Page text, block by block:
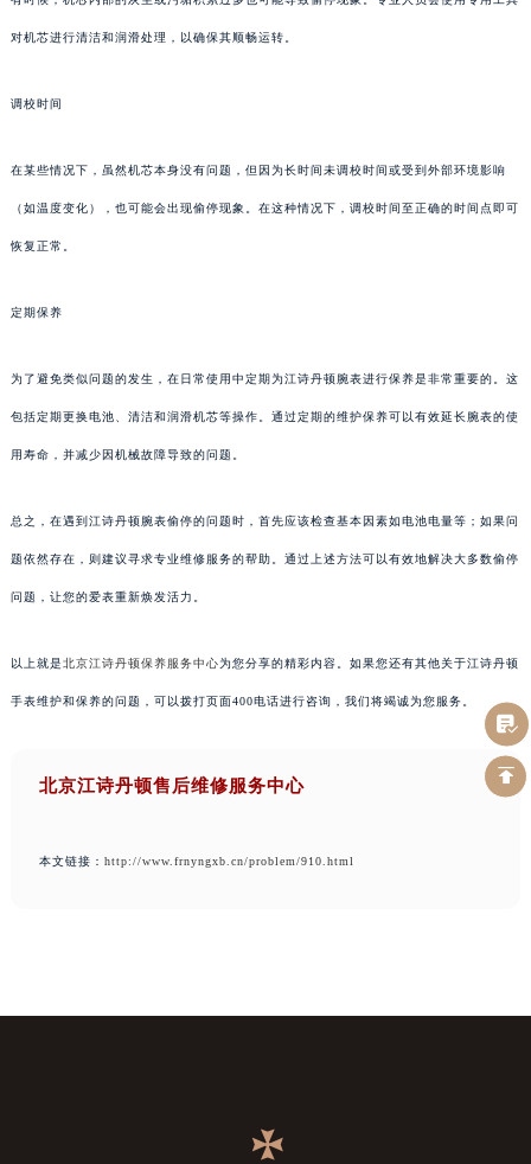
对机芯进行清洁和润滑处理，以确保其顺畅运转。
调校时间
在某些情况下，虽然机芯本身没有问题，但因为长时间未调校时间或受到外部环境影响
（如温度变化），也可能会出现偷停现象。在这种情况下，调校时间至正确的时间点即可
恢复正常。
定期保养
为了避免类似问题的发生，在日常使用中定期为江诗丹顿腕表进行保养是非常重要的。这
包括定期更换电池、清洁和润滑机芯等操作。通过定期的维护保养可以有效延长腕表的使
用寿命，并减少因机械故障导致的问题。
总之，在遇到江诗丹顿腕表偷停的问题时，首先应该检查基本因素如电池电量等；如果问
题依然存在，则建议寻求专业维修服务的帮助。通过上述方法可以有效地解决大多数偷停
问题，让您的爱表重新焕发活力。
以上就是北京江诗丹顿保养服务中心为您分享的精彩内容。如果您还有其他关于江诗丹顿
手表维护和保养的问题，可以拨打页面400电话进行咨询，我们将竭诚为您服务。
北京江诗丹顿售后维修服务中心
本文链接： http://www.frnyngxb.cn/problem/910.html